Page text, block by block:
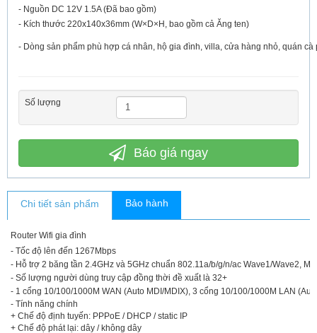
- Nguồn DC 12V 1.5A (Đã bao gồm)
- Kích thước 220x140x36mm (W×D×H, bao gồm cả Ăng ten)
- Dòng sản phẩm phù hợp cá nhân, hộ gia đình, villa, cửa hàng nhỏ, quán cà
Số lượng
Báo giá ngay
Chi tiết sản phẩm Bảo hành
Router Wifi gia đình
- Tốc độ lên đến 1267Mbps
- Hỗ trợ 2 băng tần 2.4GHz và 5GHz chuẩn 802.11a/b/g/n/ac Wave1/Wave2,
- Số lượng người dùng truy cập đồng thời đề xuất là 32+
- 1 cổng 10/100/1000M WAN (Auto MDI/MDIX), 3 cổng 10/100/1000M LAN
- Tính năng chính
+ Chế độ định tuyến: PPPoE / DHCP / static IP
+ Chế độ phát lại: dây / không dây